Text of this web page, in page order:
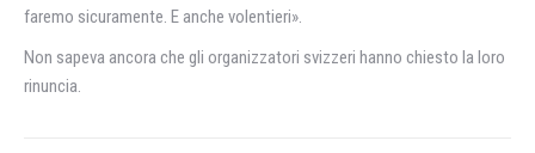
faremo sicuramente. E anche volentieri».
Non sapeva ancora che gli organizzatori svizzeri hanno chiesto la loro
rinuncia.